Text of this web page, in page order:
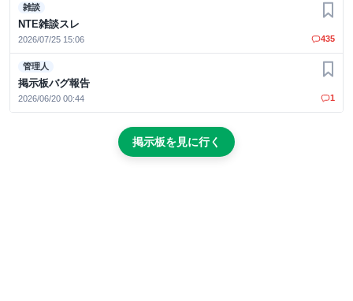
雑談
NTE雑談スレ
2026/07/25 15:06
お気
435
管理人
掲示板バグ報告
2026/06/20 00:44
お気
1
掲示板を見に行く